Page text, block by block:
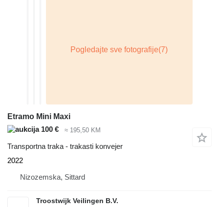
Etramo Mini Maxi
100 €
≈ 195,50 KM
Transportna traka - trakasti konvejer
2022
Nizozemska, Sittard
Troostwijk Veilingen B.V.